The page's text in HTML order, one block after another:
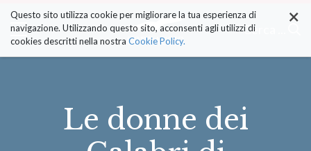
ai
contenuti.
|
Salta
Cerca ... ×
Questo sito utilizza cookie per migliorare la tua esperienza di
navigazione. Utilizzando questo sito, acconsenti agli utilizzi di
cookies descritti nella nostra Cookie Policy.
Le donne dei